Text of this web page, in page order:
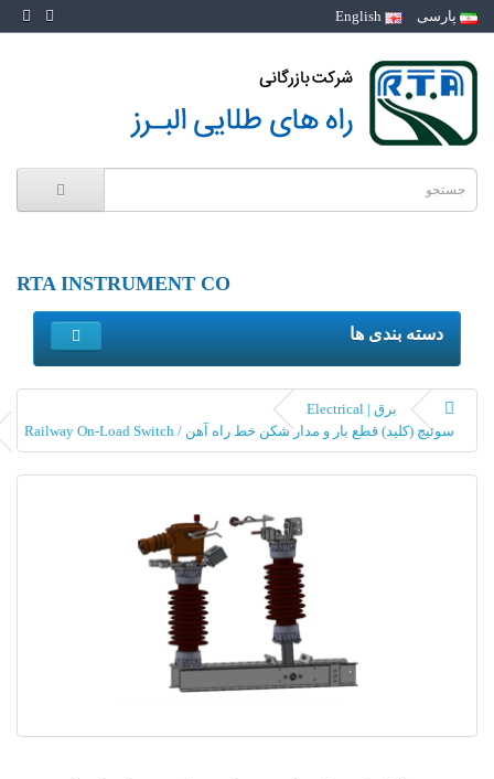
پارسی English
RTA INSTRUMENT CO
دسته بندی ها
برق | Electrical
سوئیچ (کلید) قطع بار و مدار شکن خط راه آهن / Railway On-Load Switch